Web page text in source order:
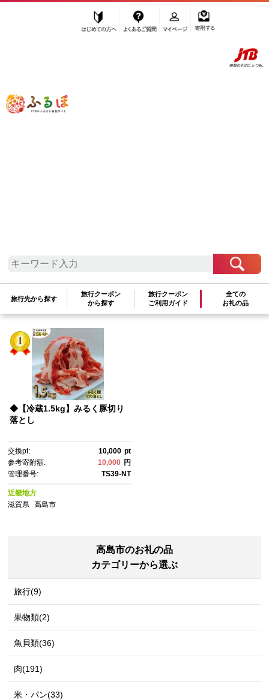
ふるぽ JTBのふるさと納税サイト
旅行先から探す
旅行クーポン
から探す
旅行クーポン
ご利用ガイド
全ての
お礼の品
「ふるさと納税」TOP
参考寄附額順 | 新着順 | 人気ランキング順
◆【冷蔵1.5kg】みるく豚切り
落とし
交換pt: 10,000 pt
参考寄附額:
10,000 円
管理番号:
TS39-NT
近畿地方
滋賀県
高島市
高島市のお礼の品
カテゴリーから選ぶ
旅行(9)
果物類(2)
魚貝類(36)
肉(191)
米・パン(33)